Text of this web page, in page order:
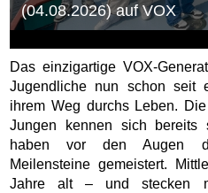
(04.08.2026) auf VOX
Das einzigartige VOX-
Jugendliche nun schon seit
ihrem Weg durchs Leben.
Jungen kennen sich bereits
haben vor den Augen
Meilensteine gemeistert.
Jahre alt – und stecken